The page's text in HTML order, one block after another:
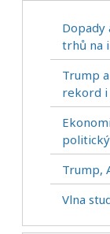
Dopady
trhů na
Trump
rekord i
Trump,
Vlna